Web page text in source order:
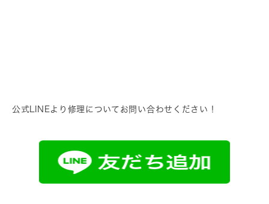
公式LINEより修理についてお問い合わせください！